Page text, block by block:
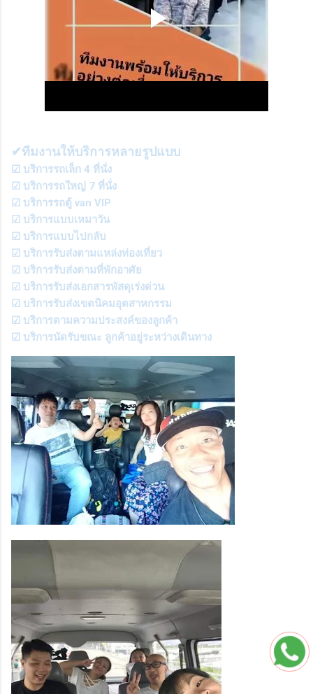
✔ทีมงานให้บริการหลายรูปแบบ
☑ บริการรถเล็ก 4 ที่นั่ง
☑ บริการรถใหญ่ 7 ที่นั่ง
☑ บริการรถตู้ van VIP
☑ บริการแบบเหมาวัน
☑ บริการแบบไปกลับ
☑ บริการรับส่งตามแหล่งท่องเที่ยว
☑ บริการรับส่งตามที่พักอาศัย
☑ บริการรับส่งเอกสารพัสดุเร่งด่วน
☑ บริการรับส่งเขตนิคมอุตสาหกรรม
☑ บริการตามความประสงค์ของลูกค้า
☑ บริการนัดรับขณะ ลูกค้าอยู่ระหว่างเดินทาง